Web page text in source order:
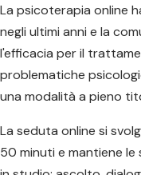
La psicoterapia online
negli ultimi anni e la
l'efficacia per il
problematiche
una modalità a pieno
La seduta online si
50 minuti e mantiene